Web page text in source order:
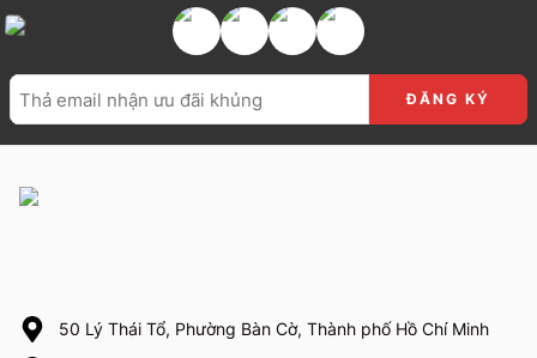
50 Lý Thái Tổ, Phường Bàn Cờ, Thành phố Hồ Chí Minh